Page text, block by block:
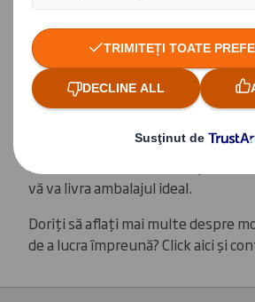
În centrele noastre PackRight,
timpul sesiunilor interactive
conceptele de ambalare care vă
noastră dedicată de experți,
instrumente avansate de
vă va livra ambalajul ideal.
Doriți să aflați mai multe despre
de a lucra împreună? Click aici și